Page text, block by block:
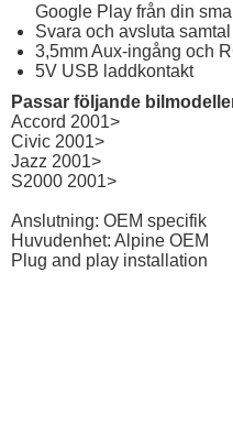
Google Play från din
Svara och avsluta
3,5mm Aux-ingång och
5V USB laddkontakt
Passar följande
Accord 2001>
Civic 2001>
Jazz 2001>
S2000 2001>
Anslutning: OEM specifik
Huvudenhet: Alpine OEM
Plug and play installation